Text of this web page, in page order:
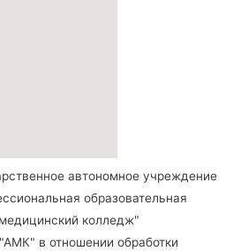
автономное учреждение
образовательная
колледж"
в отношении обработки